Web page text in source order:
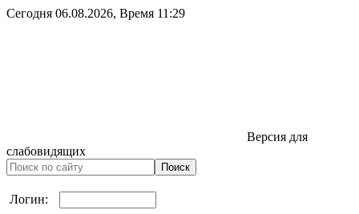
Сегодня 06.08.2026, Время 11:29
Версия для
слабовидящих
Логин: